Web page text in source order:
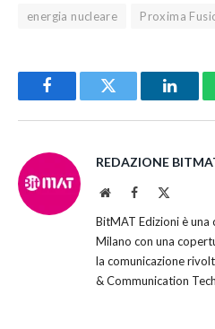
energia nucleare Proxima
FacebookTwitter
REDAZIONE
WebsiteFacebook
BitMAT Edizioni è una
Milano con una
la comunicazione
& Communication